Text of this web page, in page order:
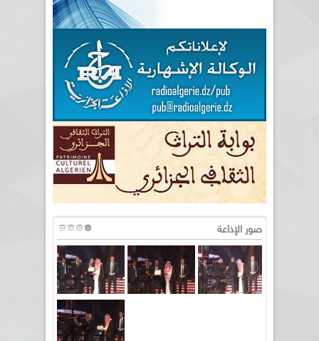
صور الإذاعة